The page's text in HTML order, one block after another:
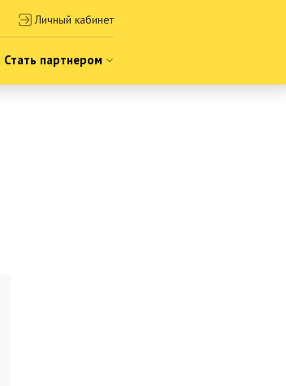
Личный кабинет
Стать партнером